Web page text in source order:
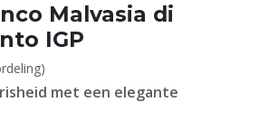
Malvasia di
IGP
met een elegante